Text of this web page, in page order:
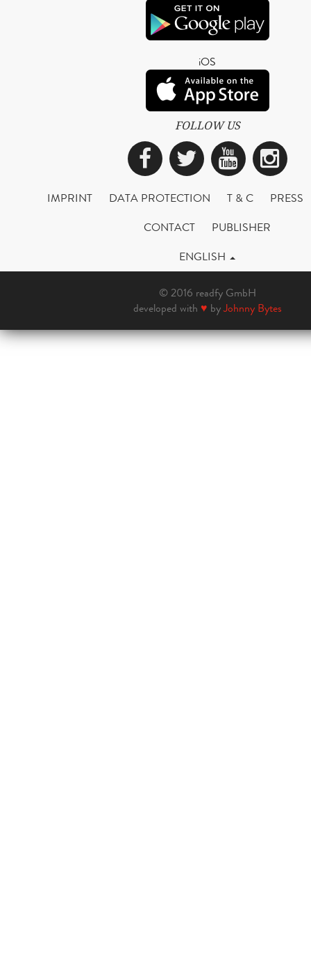
iOS
FOLLOW US
Facebook
Twitter
IMPRINT DATA PROTECTION T & C
PRESS
CONTACT
PUBLISHER
ENGLISH
© 2016 readfy GmbH
developed with ♥ byJohnny Bytes